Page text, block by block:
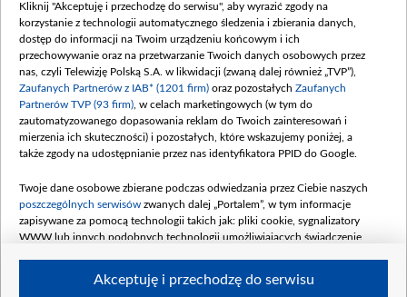
Procedura zgłoszeń wewnętrznych
Kliknij "Akceptuję i przechodzę do serwisu", aby wyrazić zgody na
korzystanie z technologii automatycznego śledzenia i zbierania danych,
dostęp do informacji na Twoim urządzeniu końcowym i ich
przechowywanie oraz na przetwarzanie Twoich danych osobowych przez
nas, czyli Telewizję Polską S.A. w likwidacji (zwaną dalej również „TVP”),
Zaufanych Partnerów z IAB* (1201 firm) oraz pozostałych Zaufanych
Partnerów TVP (93 firm) , w celach marketingowych (w tym do
zautomatyzowanego dopasowania reklam do Twoich zainteresowań i
mierzenia ich skuteczności) i pozostałych, które wskazujemy poniżej, a
także zgody na udostępnianie przez nas identyfikatora PPID do Google.
Twoje dane osobowe zbierane podczas odwiedzania przez Ciebie naszych
poszczególnych serwisów zwanych dalej „Portalem”, w tym informacje
zapisywane za pomocą technologii takich jak: pliki cookie, sygnalizatory
WWW lub innych podobnych technologii umożliwiających świadczenie
Akceptuję i przechodzę do serwisu